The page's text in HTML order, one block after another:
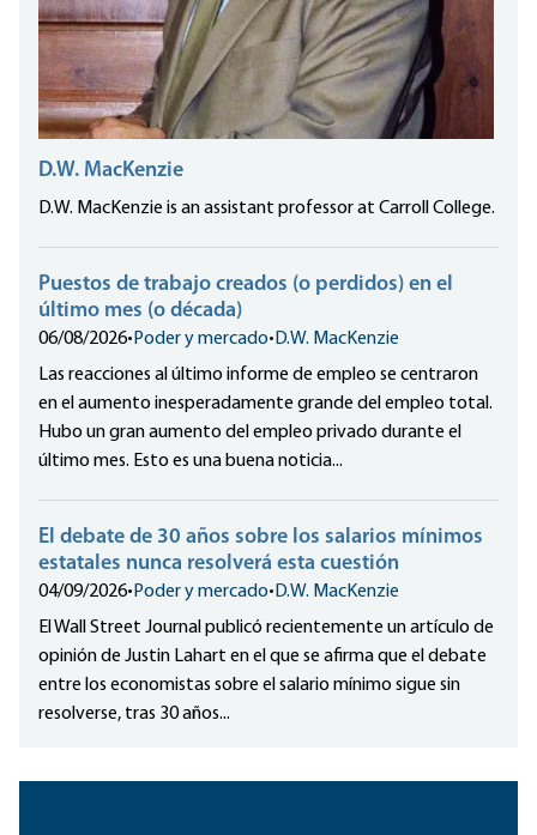
D.W. MacKenzie
D.W. MacKenzie is an assistant professor at Carroll College.
Puestos de trabajo creados (o perdidos) en el
último mes (o década)
06/08/2026• Poder y mercado• D.W. MacKenzie
Las reacciones al último informe de empleo se centraron
en el aumento inesperadamente grande del empleo total.
Hubo un gran aumento del empleo privado durante el
último mes. Esto es una buena noticia...
El debate de 30 años sobre los salarios mínimos
estatales nunca resolverá esta cuestión
04/09/2026• Poder y mercado• D.W. MacKenzie
El Wall Street Journal publicó recientemente un artículo de
opinión de Justin Lahart en el que se afirma que el debate
entre los economistas sobre el salario mínimo sigue sin
resolverse, tras 30 años...